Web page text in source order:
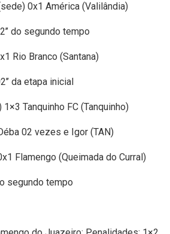
0x1 América (Valilândia)
do segundo tempo
Rio Branco (Santana)
da etapa inicial
Tanquinho FC (Tanquinho)
02 vezes e Igor (TAN)
Flamengo (Queimada do Curral)
segundo tempo